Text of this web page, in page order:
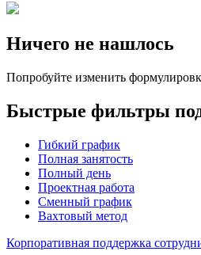
Ничего не нашлось
Попробуйте изменить
Быстрые фильтры
Гибкий график
Полная занятость
Полный день
Проектная работа
Сменный график
Вахтовый метод
Корпоративная поддержка